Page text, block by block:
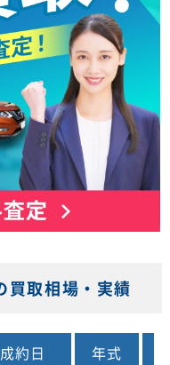
買取相場・実績
成約日 年式